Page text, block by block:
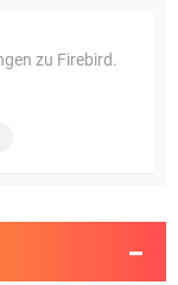
zu Firebird.